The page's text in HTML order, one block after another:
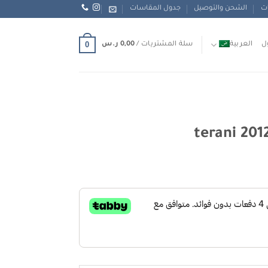
الشحن والتوصيل جدول المقاسات
العربية سلة المشتريات / 0,00 ر.س 0